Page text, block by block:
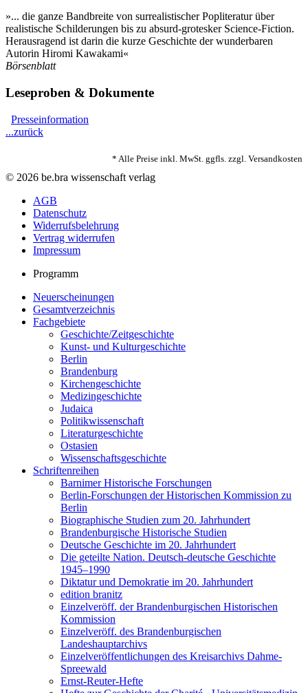
»... die ganze Bandbreite von surrealistischer Popliteratur über
realistische Schilderungen bis zu absurd-grotesker Science-Fiction.
Herausragend ist darin die kurze Geschichte der wunderbaren
Autorin Hiromi Kawakami«
Börsenblatt
Leseproben & Dokumente
Presseinformation
...zurück
* Alle Preise inkl. MwSt. ggfls. zzgl. Versandkosten
© 2026 be.bra wissenschaft verlag
AGB
Datenschutz
Widerrufsbelehrung
Vertrag widerrufen
Impressum
Programm
Neuerscheinungen
Gesamtverzeichnis
Fachgebiete
Geschichte/Zeitgeschichte
Kunst- und Kulturgeschichte
Berlin
Brandenburg
Kirchengeschichte
Medizingeschichte
Judaica
Politikwissenschaft
Literaturgeschichte
Ostasien
Wissenschaftsgeschichte
Schriftenreihen
Barnimer Historische Forschungen
Berlin-Forschungen der Historischen Kommission zu
Berlin
Biographische Studien zum 20. Jahrhundert
Brandenburgische Historische Studien
Deutsche Geschichte im 20. Jahrhundert
Die geteilte Nation. Deutsch-deutsche Geschichte
1945–1990
Diktatur und Demokratie im 20. Jahrhundert
edition branitz
Einzelveröff. der Brandenburgischen Historischen
Kommission
Einzelveröff. des Brandenburgischen
Landeshauptarchivs
Einzelveröffentlichungen des Kreisarchivs Dahme-
Spreewald
Ernst-Reuter-Hefte